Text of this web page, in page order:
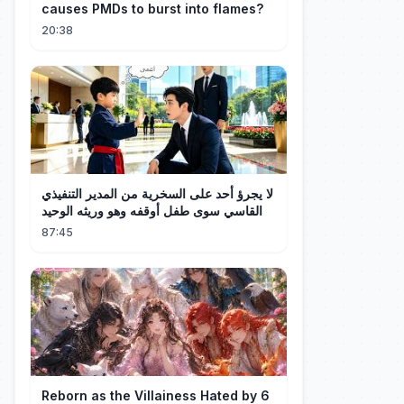
causes PMDs to burst into flames?
20:38
لا يجرؤ أحد على السخرية من المدير التنفيذي
القاسي سوى طفل أوقفه وهو وريثه الوحيد
87:45
Reborn as the Villainess Hated by 6